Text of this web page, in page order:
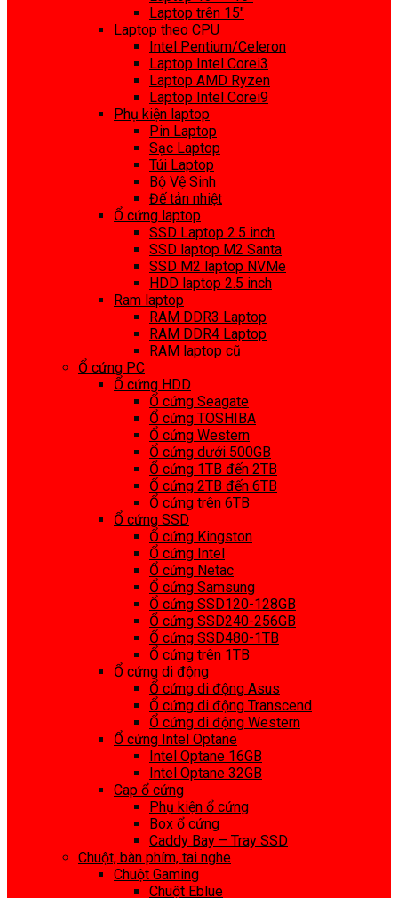
Laptop trên 15″
Laptop theo CPU
Intel Pentium/Celeron
Laptop Intel Corei3
Laptop AMD Ryzen
Laptop Intel Corei9
Phụ kiện laptop
Pin Laptop
Sạc Laptop
Túi Laptop
Bộ Vệ Sinh
Đế tản nhiệt
Ổ cứng laptop
SSD Laptop 2.5 inch
SSD laptop M2 Santa
SSD M2 laptop NVMe
HDD laptop 2.5 inch
Ram laptop
RAM DDR3 Laptop
RAM DDR4 Laptop
RAM laptop cũ
Ổ cứng PC
Ổ cứng HDD
Ổ cứng Seagate
Ổ cứng TOSHIBA
Ổ cứng Western
Ổ cứng dưới 500GB
Ổ cứng 1TB đến 2TB
Ổ cứng 2TB đến 6TB
Ổ cứng trên 6TB
Ổ cứng SSD
Ổ cứng Kingston
Ổ cứng Intel
Ổ cứng Netac
Ổ cứng Samsung
Ổ cứng SSD120-128GB
Ổ cứng SSD240-256GB
Ổ cứng SSD480-1TB
Ổ cứng trên 1TB
Ổ cứng di động
Ổ cứng di động Asus
Ổ cứng di động Transcend
Ổ cứng di động Western
Ổ cứng Intel Optane
Intel Optane 16GB
Intel Optane 32GB
Cap ổ cứng
Phụ kiện ổ cứng
Box ổ cứng
Caddy Bay – Tray SSD
Chuột, bàn phím, tai nghe
Chuột Gaming
Chuột Eblue